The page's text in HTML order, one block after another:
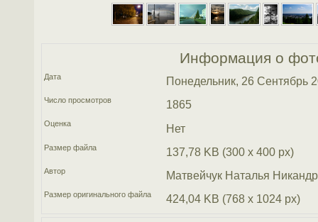
Информация о
Дата Понедельник, 26 Сентябрь
Число просмотров 1865
Оценка Нет
Размер файла 137,78 KB (300 x 400 px)
Автор Матвейчук Наталья
Размер оригинального файла 424,04 KB (768 x 1024 px)